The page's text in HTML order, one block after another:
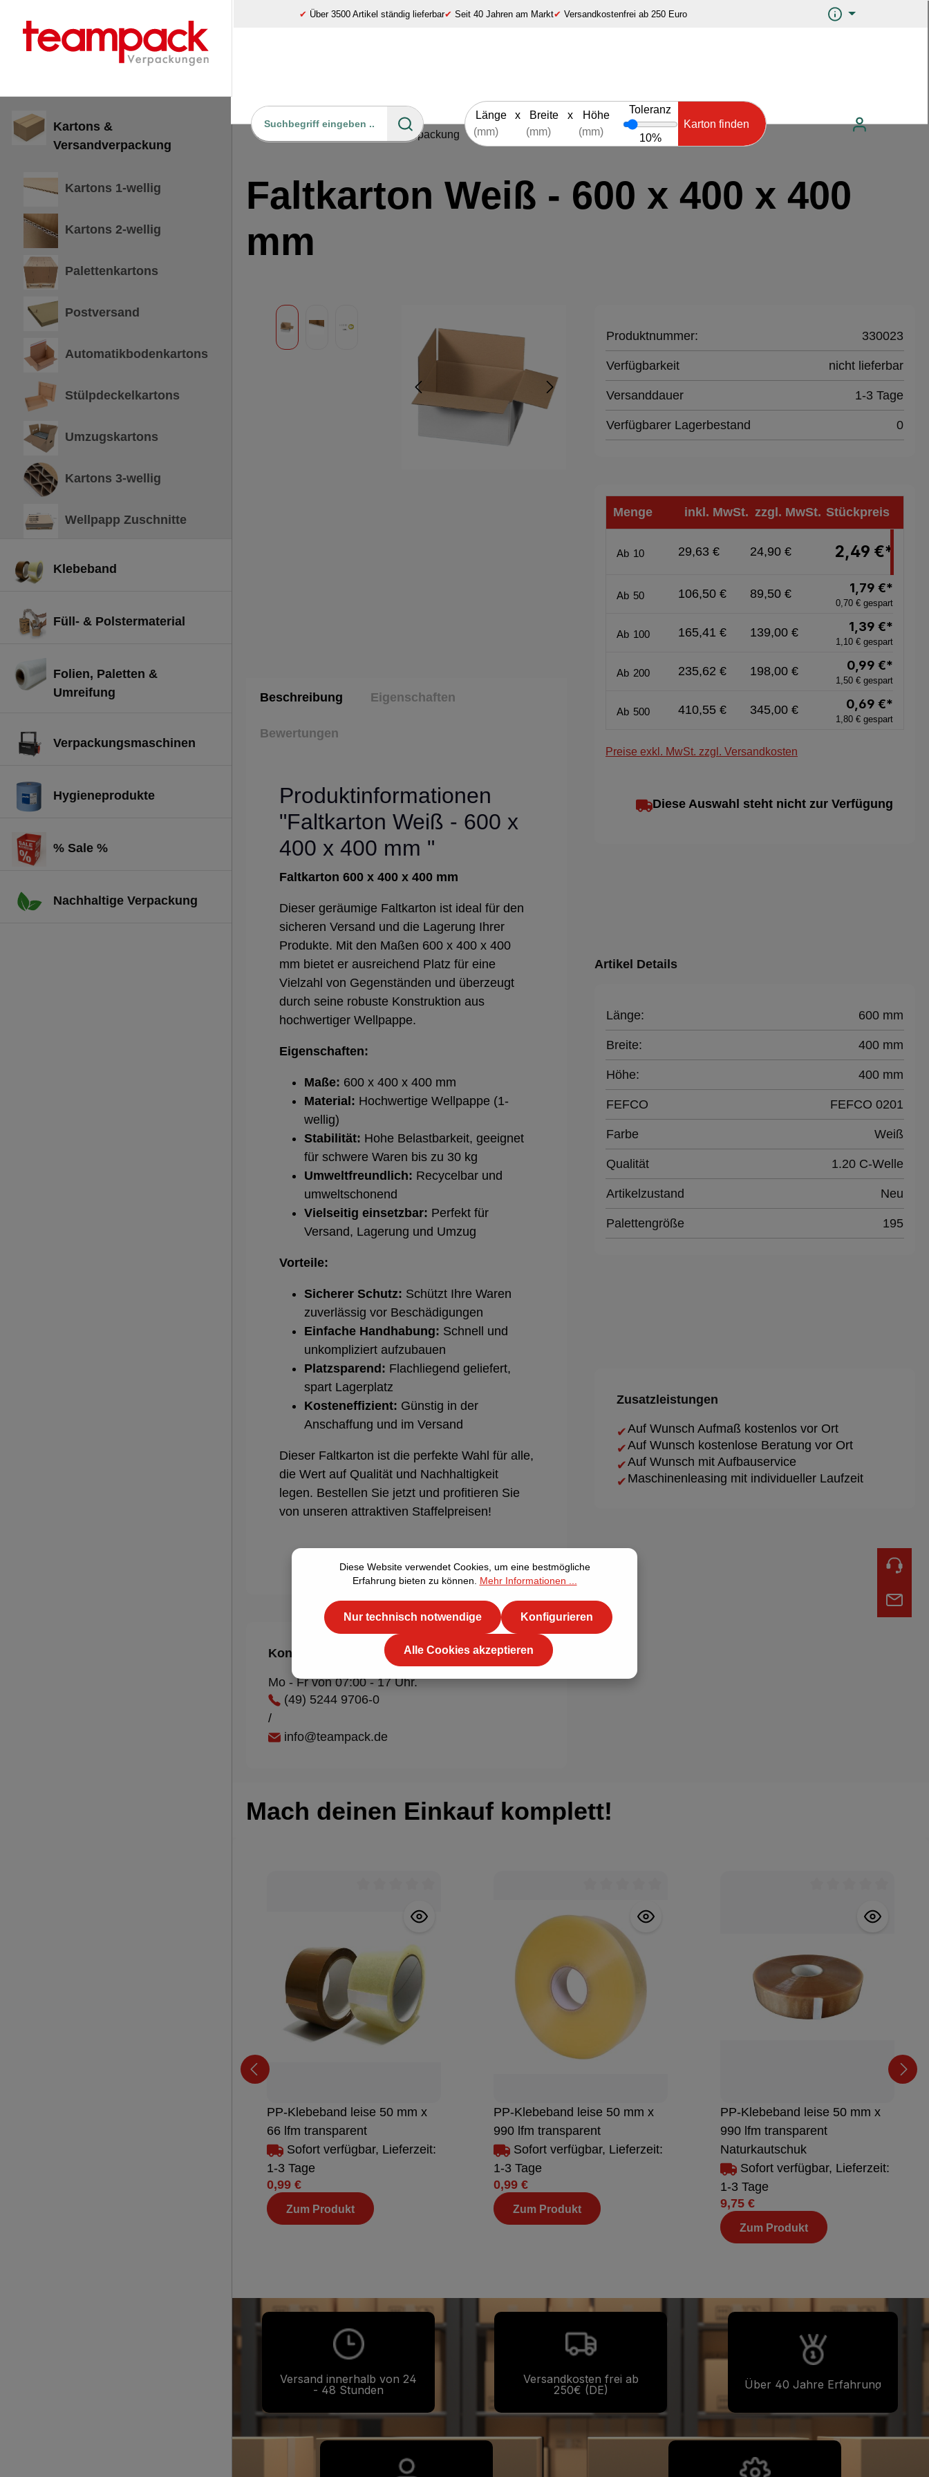
springen ✔ Über 3500 Artikel ständig lieferbar✔ Seit 40 Jahren am Markt✔ Versandkostenfrei ab 250 Euro
Länge x Breite x Höhe Toleranz
10%
Karton finden
Kartons &
Versandverpackung
Kartons 1-wellig
Kartons 2-wellig
Palettenkartons
Postversand
Automatikbodenkartons
Stülpdeckelkartons
Umzugskartons
Kartons 3-wellig
Wellpapp Zuschnitte
Klebeband
Füll- & Polstermaterial
Folien, Paletten &
Umreifung
Verpackungsmaschinen
Hygieneprodukte
% Sale %
Nachhaltige Verpackung
Home Kartons & Versandverpackung
Faltkarton Weiß - 600 x 400 x 400
mm
Produktnummer: 330023
Verfügbarkeit nicht lieferbar
Versanddauer 1-3 Tage
Verfügbarer Lagerbestand 0
Menge inkl. MwSt. zzgl. MwSt. Stückpreis
Ab 10 29,63 € 24,90 € 2,49 €*
Ab 50 106,50 € 89,50 € 1,79 €*
0,70 € gespart
Ab 100 165,41 € 139,00 € 1,39 €*
1,10 € gespart
Ab 200 235,62 € 198,00 € 0,99 €*
1,50 € gespart
Ab 500 410,55 € 345,00 € 0,69 €*
1,80 € gespart
Preise exkl. MwSt. zzgl. Versandkosten
Diese Auswahl steht nicht zur Verfügung
Beschreibung Eigenschaften
Bewertungen
Produktinformationen
"Faltkarton Weiß - 600 x
400 x 400 mm "
Faltkarton 600 x 400 x 400 mm
Dieser geräumige Faltkarton ist ideal für den
sicheren Versand und die Lagerung Ihrer
Produkte. Mit den Maßen 600 x 400 x 400
mm bietet er ausreichend Platz für eine
Vielzahl von Gegenständen und überzeugt
durch seine robuste Konstruktion aus
hochwertiger Wellpappe.
Eigenschaften:
Maße: 600 x 400 x 400 mm
Material: Hochwertige Wellpappe (1-
wellig)
Stabilität: Hohe Belastbarkeit, geeignet
für schwere Waren bis zu 30 kg
Umweltfreundlich: Recycelbar und
umweltschonend
Vielseitig einsetzbar: Perfekt für
Versand, Lagerung und Umzug
Vorteile:
Sicherer Schutz: Schützt Ihre Waren
zuverlässig vor Beschädigungen
Einfache Handhabung: Schnell und
unkompliziert aufzubauen
Platzsparend: Flachliegend geliefert,
spart Lagerplatz
Kosteneffizient: Günstig in der
Anschaffung und im Versand
Dieser Faltkarton ist die perfekte Wahl für alle,
die Wert auf Qualität und Nachhaltigkeit
legen. Bestellen Sie jetzt und profitieren Sie
von unseren attraktiven Staffelpreisen!
Artikel Details
Länge: 600 mm
Breite: 400 mm
Höhe: 400 mm
FEFCO FEFCO 0201
Farbe Weiß
Qualität 1.20 C-Welle
Artikelzustand Neu
Palettengröße 195
Kontakt
Mo - Fr von 07:00 - 17 Uhr.
(49) 5244 9706-0
/
info@teampack.de
Zusatzleistungen
✔Auf Wunsch Aufmaß kostenlos vor Ort
✔Auf Wunsch kostenlose Beratung vor Ort
✔Auf Wunsch mit Aufbauservice
✔ Maschinenleasing mit individueller Laufzeit
Mach deinen Einkauf komplett!
PP-Klebeband leise 50 mm x
66 lfm transparent
Sofort verfügbar, Lieferzeit:
1-3 Tage
0,99 €
Zum Produkt
PP-Klebeband leise 50 mm x
990 lfm transparent
Sofort verfügbar, Lieferzeit:
1-3 Tage
0,99 €
Zum Produkt
PP-Klebeband leise 50 mm x
990 lfm transparent
Naturkautschuk
Sofort verfügbar, Lieferzeit:
1-3 Tage
9,75 €
Zum Produkt
Versand innerhalb von 24
- 48 Stunden
Versandkosten frei ab
250€ (DE)
Über 40 Jahre Erfahrung
Diese Website verwendet Cookies, um eine bestmögliche
Erfahrung bieten zu können. Mehr Informationen ...
Nur technisch notwendige Konfigurieren
Alle Cookies akzeptieren